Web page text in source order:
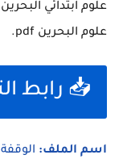
علوم ابتدائي
علوم البحرين pdf.
📥 رابط
اسم الملف: